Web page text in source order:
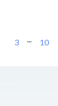
263 65 Viken
3 ... 10